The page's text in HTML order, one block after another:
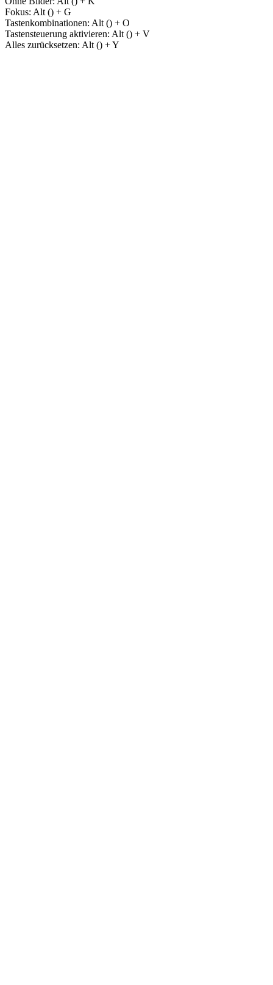
Fokus: Alt () + G
Tastenkombinationen: Alt () + O
Tastensteuerung aktivieren: Alt () + V
Alles zurücksetzen: Alt () + Y